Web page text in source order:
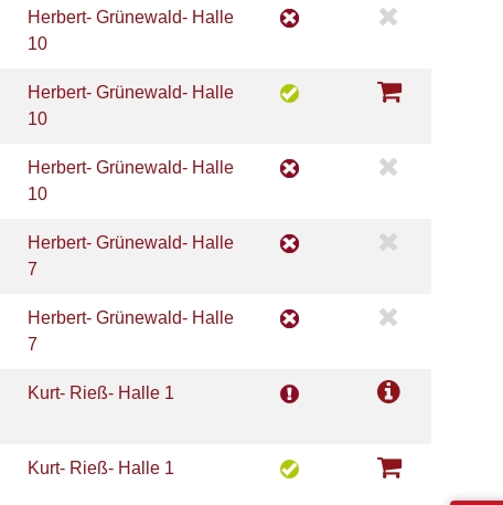
Herbert- Grünewald- Halle
10
Herbert- Grünewald- Halle
10
Herbert- Grünewald- Halle
10
Herbert- Grünewald- Halle
7
Herbert- Grünewald- Halle
7
Kurt- Rieß- Halle 1
Kurt- Rieß- Halle 1